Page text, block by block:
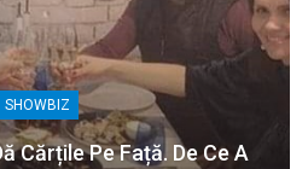
SHOWBIZ
Cărțile Pe Față. De Ce A